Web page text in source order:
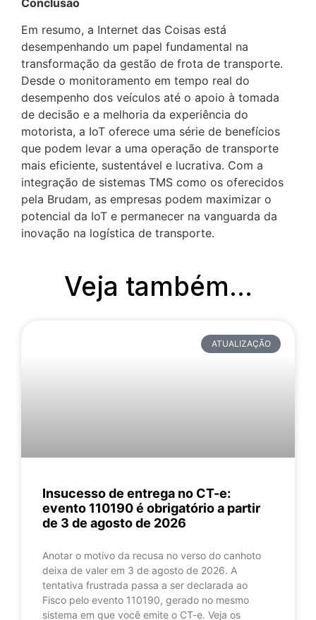
Conclusão
Em resumo, a Internet das Coisas está
desempenhando um papel fundamental na
transformação da gestão de frota de transporte.
Desde o monitoramento em tempo real do
desempenho dos veículos até o apoio à tomada
de decisão e a melhoria da experiência do
motorista, a IoT oferece uma série de benefícios
que podem levar a uma operação de transporte
mais eficiente, sustentável e lucrativa. Com a
integração de sistemas TMS como os oferecidos
pela Brudam, as empresas podem maximizar o
potencial da IoT e permanecer na vanguarda da
inovação na logística de transporte.
Veja também...
ATUALIZAÇÃO
Insucesso de entrega no CT-e:
evento 110190 é obrigatório a partir
de 3 de agosto de 2026
Anotar o motivo da recusa no verso do canhoto
deixa de valer em 3 de agosto de 2026. A
tentativa frustrada passa a ser declarada ao
Fisco pelo evento 110190, gerado no mesmo
sistema em que você emite o CT-e. Veja os